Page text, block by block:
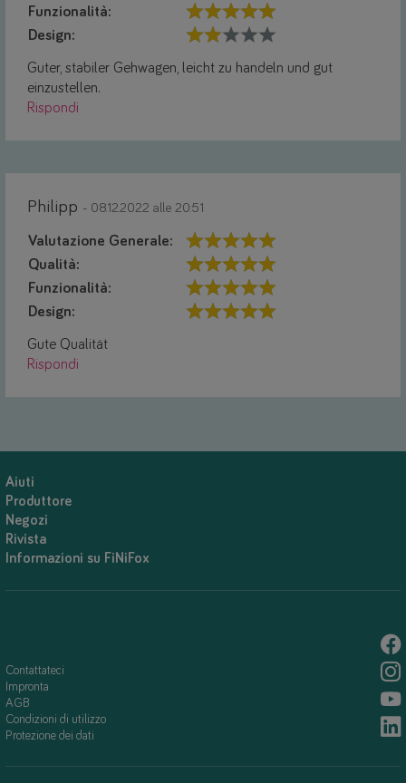
Funzionalità:
Design:
Guter, stabiler Gehwagen, leicht zu handeln und gut
einzustellen.
Rispondi
Philipp - 08.12.2022 alle 20:51
Valutazione Generale:
Qualità:
Funzionalità:
Design:
Gute Qualität
Rispondi
Aiuti
Produttore
Negozi
Rivista
Informazioni su FiNiFox
Contattateci
Impronta
AGB
Condizioni di utilizzo
Protezione dei dati